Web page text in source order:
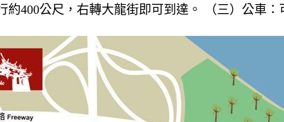
400公尺，右轉大龍街即可到達。 （三）公車